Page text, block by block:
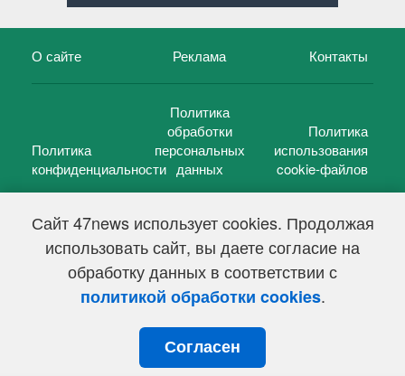
Сайт 47news использует cookies. Продолжая
использовать сайт, вы даете согласие на
обработку данных в соответствии с
политикой обработки cookies.
Согласен
О сайте Реклама Контакты
Политика
конфиденциальности
Политика
обработки
персональных
данных
Политика
использования
cookie-файлов
47 новостей (47 news)2005 — 2026 г.
Свидетельство о регистрации СМИ Эл № ФС 77-39848, выдано
Федеральной службой по надзору в сфере связи,
информационных технологий и массовых коммуникаций